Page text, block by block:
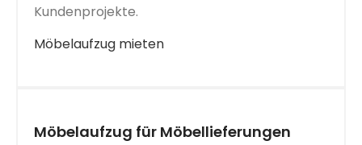
Kundenprojekte.
Möbelaufzug mieten
Möbelaufzug für Möbellieferungen